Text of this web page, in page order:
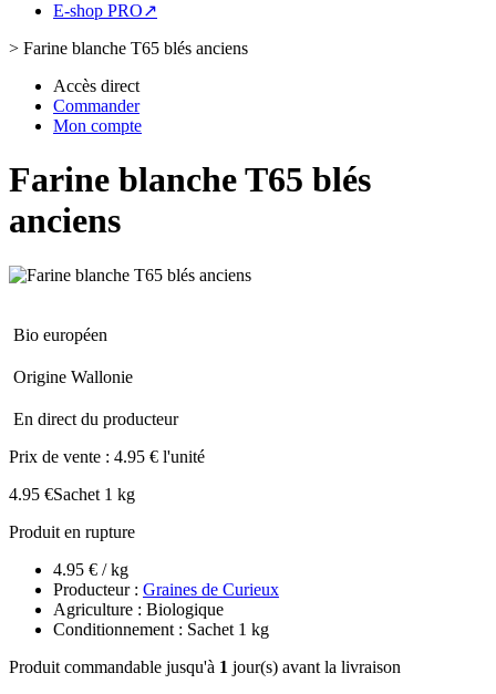
E-shop PRO↗
> Farine blanche T65 blés anciens
Accès direct
Commander
Mon compte
Farine blanche T65 blés
anciens
Bio européen
Origine Wallonie
En direct du producteur
Prix de vente : 4.95 € l'unité
4.95 €Sachet 1 kg
Produit en rupture
4.95 € / kg
Producteur : Graines de Curieux
Agriculture : Biologique
Conditionnement : Sachet 1 kg
Produit commandable jusqu'à 1 jour(s) avant la livraison